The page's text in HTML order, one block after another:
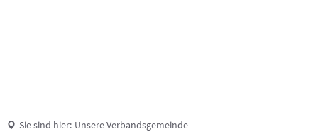
Sie sind hier: Unsere Verbandsgemeinde